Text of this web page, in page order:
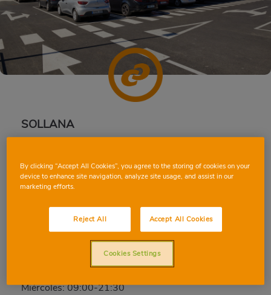
SOLLANA
Teléfono: 96 174 02 75
Cerrado
Viernes: 09:00-21:30
Sábado: 09:00-21:30
Domingo: Cerrado
Lunes: 09:00-21:30
Martes: 09:00-21:30
Miércoles: 09:00-21:30
By clicking “Accept All Cookies”, you agree to the storing of cookies on your
device to enhance site navigation, analyze site usage, and assist in our
marketing efforts.
Reject All Accept All Cookies
Cookies Settings